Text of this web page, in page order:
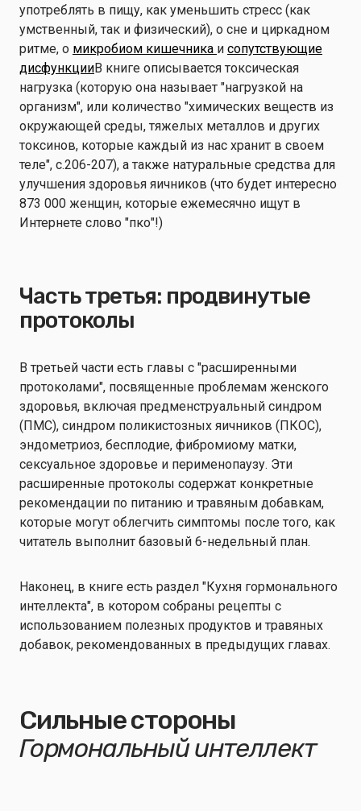
употреблять в пищу, как уменьшить стресс (как
умственный, так и физический), о сне и циркадном
ритме, о микробиом кишечника и сопутствующие
дисфункцииВ книге описывается токсическая
нагрузка (которую она называет "нагрузкой на
организм", или количество "химических веществ из
окружающей среды, тяжелых металлов и других
токсинов, которые каждый из нас хранит в своем
теле", с.206-207), а также натуральные средства для
улучшения здоровья яичников (что будет интересно
873 000 женщин, которые ежемесячно ищут в
Интернете слово "пко"!)
Часть третья: продвинутые
протоколы
В третьей части есть главы с "расширенными
протоколами", посвященные проблемам женского
здоровья, включая предменструальный синдром
(ПМС), синдром поликистозных яичников (ПКОС),
эндометриоз, бесплодие, фибромиому матки,
сексуальное здоровье и перименопаузу. Эти
расширенные протоколы содержат конкретные
рекомендации по питанию и травяным добавкам,
которые могут облегчить симптомы после того, как
читатель выполнит базовый 6-недельный план.
Наконец, в книге есть раздел "Кухня гормонального
интеллекта", в котором собраны рецепты с
использованием полезных продуктов и травяных
добавок, рекомендованных в предыдущих главах.
Сильные стороны
Гормональный интеллект